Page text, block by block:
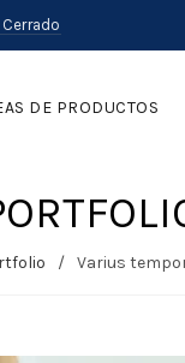
DE PRODUCTOS
Varius